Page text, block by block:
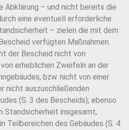
Abklärung – und nicht bereits die
eine eventuell erforderliche
– zielen die mit dem
verfügten Maßnahmen.
der Bescheid nicht von
erheblichen Zweifeln an der
bzw. nicht von einer
nicht auszuschließenden
(S. 3 des Bescheids); ebenso
Standsicherheit insgesamt,
Teilbereichen des Gebäudes (S. 4